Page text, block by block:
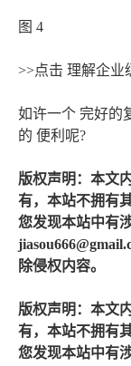
图 4
>>点击 理解企业
如许一个 完好的
的 便利呢?
版权声明：本文
有，本站不拥有
您发现本站中有
除侵权内容。
版权声明：本文
有，本站不拥有
您发现本站中有